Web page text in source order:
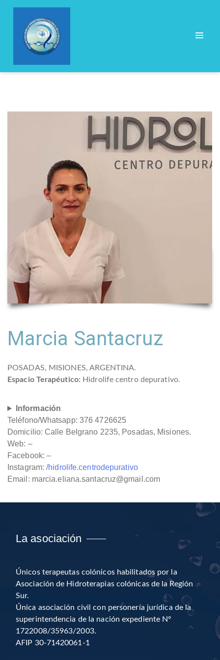
Marcia Santacruz
POSADAS, MISIONES, ARGENTINA.
Espacio Terapéutico: Hidrolife centro depurativo.
Información
Teléfono/Whatsapp: 376 4726625
Domicilio: Calle Belgrano 2235, Posadas, Misiones.
Web: –
Facebook: –
Instagram:/hidrolife.centrodepurativo
Email: marcia.eliana.santacruz@gmail.com
La asociación
Únicos terapeutas colónicos habilitados por la
Asociación de Hidroterapias colónicas de la Región
Sur.
Única asociación civil con personería jurídica de la
superintendencia de la nación expediente N°
1722008/35963/2003.
AFIP 30-71420061-1